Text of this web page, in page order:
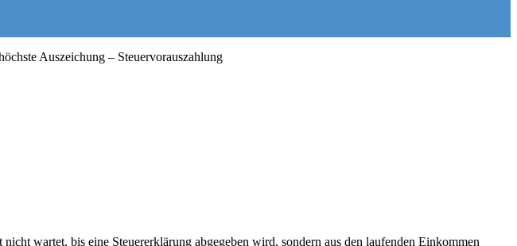
Auszeichung – Steuervorauszahlung
wartet, bis eine Steuererklärung abgegeben wird, sondern aus den laufenden Einkommen